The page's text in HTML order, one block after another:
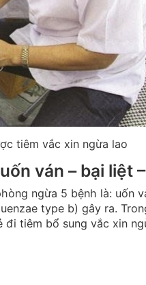
tiêm vắc xin ngừa lao
ván – bại liệt
ngừa 5 bệnh là: uốn
type b) gây ra.
đi tiêm bổ sung vắc xin